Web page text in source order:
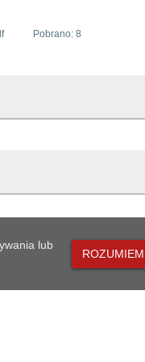
Pobrano: 8
Gmina Zblewo
Adam Gilla
Aneta Osowska
lub